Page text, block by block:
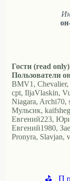
Гости (read
Пользователи
BMV1,
cpt, IljaVlaskin,
Niagara, Archi70,
Мульсик,
Евгений223,
Евгений1980,
Pronyra,
⛳